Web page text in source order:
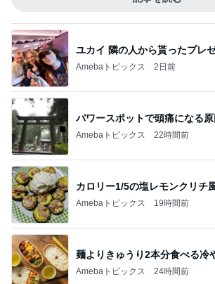
ユカイ 隣の人から貰ったプレ
Amebaトピックス 2日前
パワースポットで頭痛になる原
Amebaトピックス 22時間前
カロリー1/5の塩レモンクリチ
Amebaトピックス 19時間前
麺よりきゅうり2本分食べる冷
Amebaトピックス 24時間前